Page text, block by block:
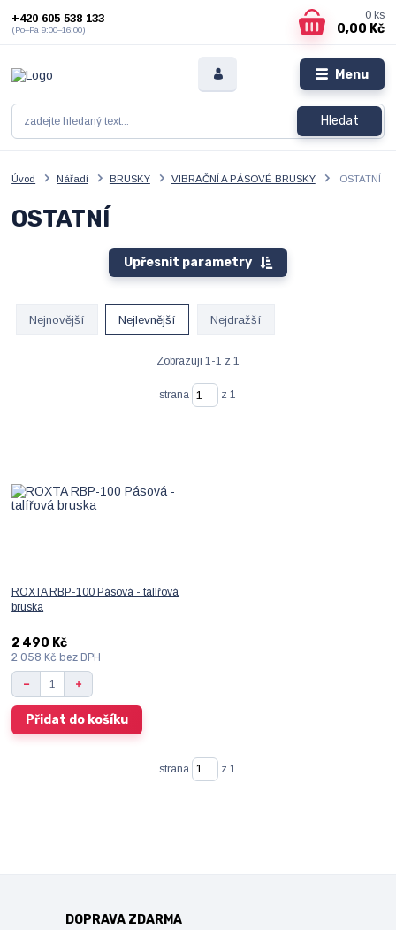
Menu
Hledat
+420 605 538 133
(Po–Pá 9:00–16:00)
0 ks
0,00 Kč
Úvod Nářadí BRUSKY VIBRAČNÍ A PÁSOVÉ BRUSKY OSTATNÍ
OSTATNÍ
Upřesnit parametry
Nejnovější Nejlevnější Nejdražší
Zobrazuji 1-1 z 1
strana z 1
ROXTA RBP-100 Pásová - talířová
bruska
2 490 Kč
2 058 Kč bez DPH
Přidat do košíku
strana z 1
DOPRAVA ZDARMA